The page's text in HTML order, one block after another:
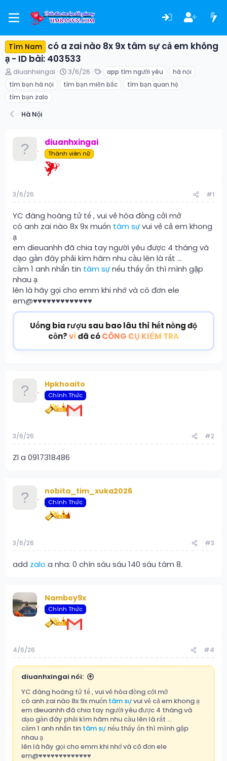
Tìm Nam
có a zai nào 8x 9x tâm sự cả em không
ạ - ID bài: 403533
T
r
e
d
diuanhxingai
N
à
3/6/26
k
app tìm người yêu
hà nội
tìm bạn hà nội
tìm bạn miền bắc
tìm bạn quan hệ
tìm bạn zalo
Hà Nội
diuanhxingai
Thành viên nữ
3/6/26 #1
YC đàng hoàng tử tế , vui vẻ hòa đồng cởi mở
có anh zai nào 8x 9x muốn tâm sựvui vẻ cả em khong
ạ
em dieuanhh đã chia tay người yêu được 4 tháng và
dạo gần đây phải kìm hãm nhu cầu lên là rất ...
cầm 1 anh nhắn tin tâm sựnếu thấy ổn thì mình gặp
nhau ạ
lên là hãy gọi cho emm khi nhớ và cô đơn ele
em@♥️♥️♥️♥️♥️♥️♥️♥️♥️♥️♥️♥️♥️
Uống bia rượu sau bao lâu thì hết nồng độ
cồn?vìđã cóCÔNG CỤ KIỂM TRA
Hpkhoaito
Chính Thức
3/6/26 #2
Zl a 0917318486
nobita_tim_xuka2026
Chính Thức
3/6/26 #3
add zalo a nha: 0 chín sáu sáu 140 sáu tám 8.
Namboy9x
Chính Thức
4/6/26 #4
diuanhxingai nói:
YC đàng hoàng tử tế , vui vẻ hòa đồng cởi mở
có anh zai nào 8x 9x muốn tâm sựvui vẻ cả em khong ạ
em dieuanhh đã chia tay người yêu được 4 tháng và
dạo gần đây phải kìm hãm nhu cầu lên là rất ...
cầm 1 anh nhắn tin tâm sự nếu thấy ổn thì mình gặp
nhau ạ
lên là hãy gọi cho emm khi nhớ và cô đơn ele
em@♥️♥️♥️♥️♥️♥️♥️♥️♥️♥️♥️♥️♥️